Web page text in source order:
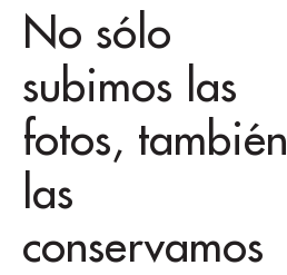
No sólo
subimos las
fotos, también
las
conservamos